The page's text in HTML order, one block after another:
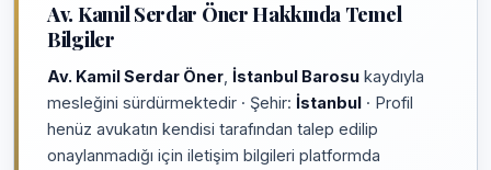
Av. Kamil Serdar Öner Hakkında Temel
Bilgiler
Av. Kamil Serdar Öner İstanbul Barosu kaydıyla
mesleğini sürdürmektedir · Şehir: İstanbul · Profil
henüz avukatın kendisi tarafından talep edilip
onaylanmadığı için iletişim bilgileri platformda